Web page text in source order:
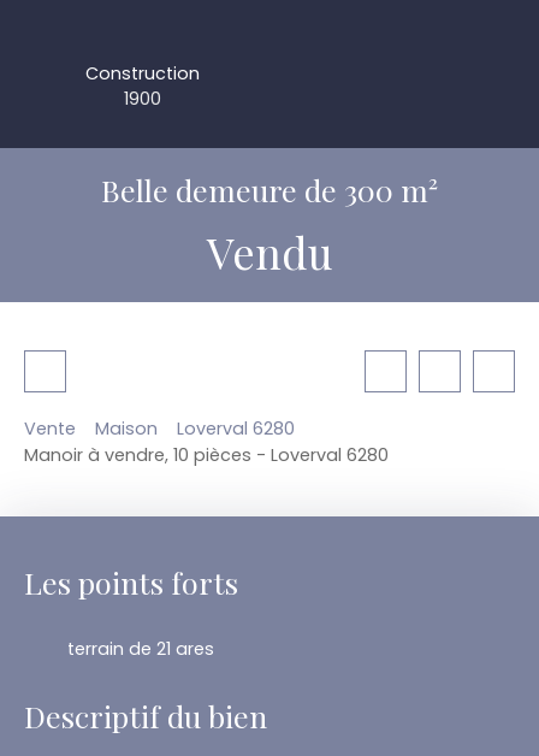
Construction
1900
Belle demeure de 300 m²
Vendu
Vente Maison
Loverval 6280
Manoir à vendre, 10 pièces - Loverval 6280
Les points forts
terrain de 21 ares
Descriptif du bien